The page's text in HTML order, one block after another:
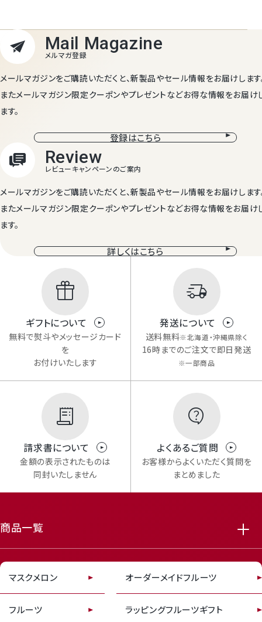
Mail Magazine
メールマガジンをご購読いただくと、新製品やセール情報をお届けします
またメールマガジン限定クーポンやプレゼントなどお得な情報をお届け
ます。
登録はこちら
Review
メールマガジンをご購読いただくと、新製品やセール情報をお届けします
またメールマガジン限定クーポンやプレゼントなどお得な情報をお届け
ます。
詳しくはこちら
featured_seasonal_and_gifts
ギフトについて
無料で熨斗やメッセージカード
を
お付けいたします
delivery_truck_speed
発送について
送料無料※北海道・沖縄県除く
16時までのご注文で即日発送
※一部商品
請求書について
金額の表示されたものは
同封いたしません
よくあるご質問
お客様からよくいただく質問を
まとめました
商品一覧
マスクメロン
フルーツ
オーダーメイドフルーツ
ラッピングフルーツギフト